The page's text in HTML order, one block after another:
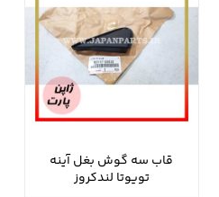
قاب سه گوش بغل آینه
تویوتا لندکروز